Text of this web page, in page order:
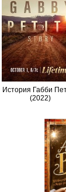
История Габби
(2022)